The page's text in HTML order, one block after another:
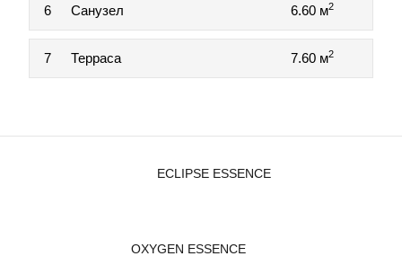
6 Санузел 6.60 м2
7 Терраса 7.60 м2
ECLIPSE ESSENCE
OXYGEN ESSENCE